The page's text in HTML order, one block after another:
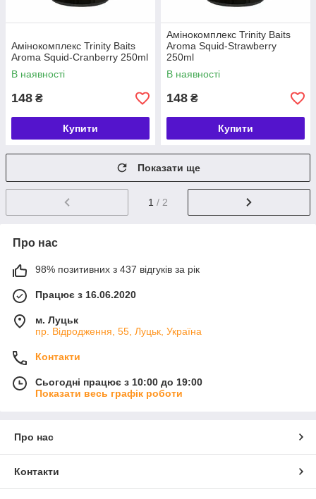
Амінокомплекс Trinity Baits
Aroma Squid-Cranberry 250ml
В наявності
148 ₴
Купити
Амінокомплекс Trinity Baits
Aroma Squid-Strawberry
250ml
В наявності
148 ₴
Купити
Показати ще
1 / 2
Про нас
98% позитивних з 437 відгуків за рік
Працює з 16.06.2020
м. Луцьк
пр. Відродження, 55, Луцьк, Україна
Контакти
Сьогодні працює з 10:00 до 19:00
Показати весь графік роботи
Про нас
Контакти